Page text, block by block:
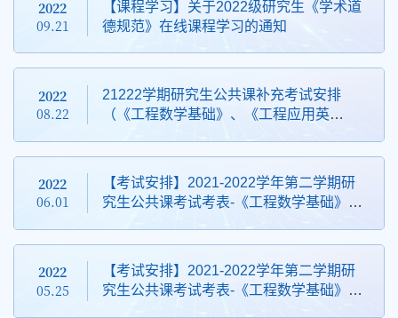
2022
09.21
【课程学习】关于2022级研究生《学术道
德规范》在线课程学习的通知
2022
08.22
21222学期研究生公共课补充考试安排
（《工程数学基础》、《工程应用英
2022
06.01
【考试安排】2021-2022学年第二学期研
究生公共课考试考表-《工程数学基础》、
新）等
2022
05.25
【考试安排】2021-2022学年第二学期研
究生公共课考试考表-《工程数学基础》、